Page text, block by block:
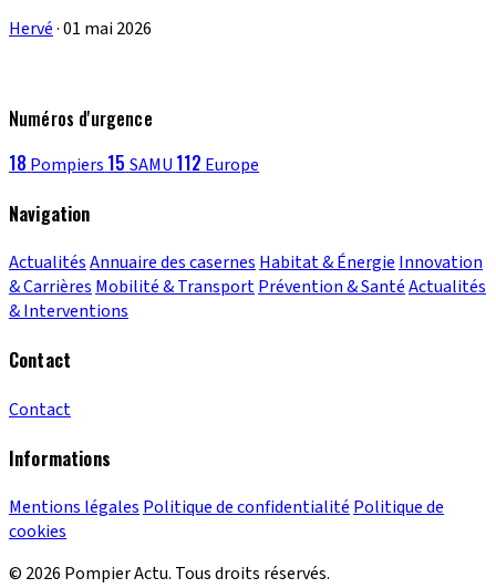
Hervé·01 mai 2026
Numéros d'urgence
18 Pompiers 15 SAMU 112 Europe
Navigation
ActualitésAnnuaire des casernes Habitat & Énergie Innovation
& Carrières Mobilité & TransportPrévention & SantéActualités
& Interventions
Contact
Contact
Informations
Mentions légales Politique de confidentialité Politique de
cookies
© 2026 Pompier Actu. Tous droits réservés.